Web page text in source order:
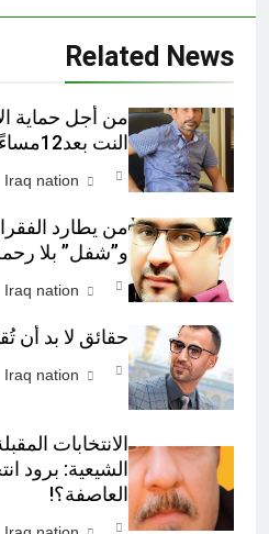
Related News
من أجل حماية
النت بعد12مساءً ….
Iraq nation
من يطارد
و”شفل” بلا
Iraq nation
حقائق لا بد أن
Iraq nation
الانتخابات
الشيعية: برود
العاصفة؟!